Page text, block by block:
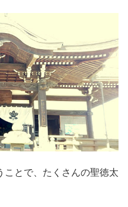
ことで、たくさんの聖徳太